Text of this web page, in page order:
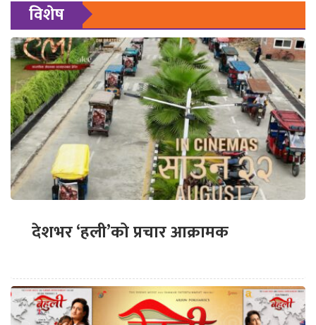
विशेष
देशभर ‘हली’को प्रचार आक्रामक